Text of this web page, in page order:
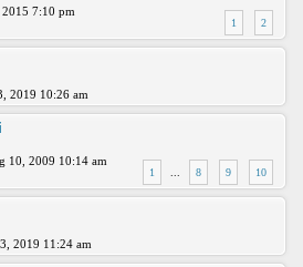
1 2
7:10 pm
2019 10:26 am
1 ... 8 9 10
10, 2009 10:14 am
2019 11:24 am